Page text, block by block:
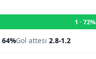
1 · 72%
64%Gol attesi 2.8-1.2